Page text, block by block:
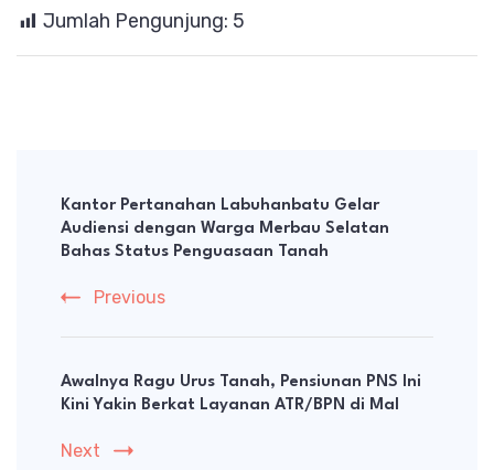
Jumlah Pengunjung: 5
Navigation
Kantor Pertanahan Labuhanbatu Gelar
Audiensi dengan Warga Merbau Selatan
Bahas Status Penguasaan Tanah
Previous
Awalnya Ragu Urus Tanah, Pensiunan PNS Ini
Kini Yakin Berkat Layanan ATR/BPN di Mal
Next